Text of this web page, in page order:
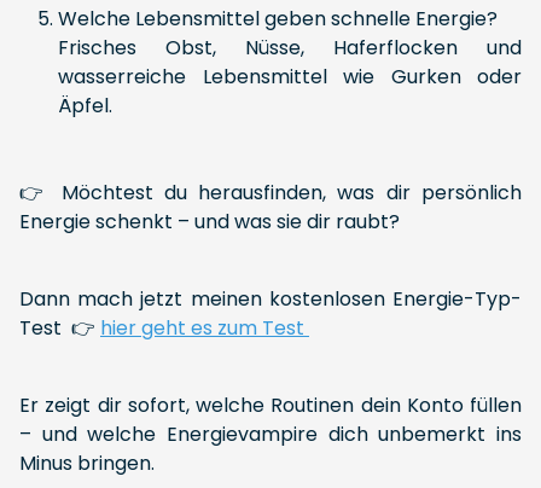
Welche Lebensmittel geben schnelle Energie?
Frisches Obst, Nüsse, Haferflocken und
wasserreiche Lebensmittel wie Gurken oder
Äpfel.
👉 Möchtest du herausfinden, was dir persönlich
Energie schenkt – und was sie dir raubt?
Dann mach jetzt meinen kostenlosen Energie-Typ-
Test 👉 hier geht es zum Test
Er zeigt dir sofort, welche Routinen dein Konto füllen
– und welche Energievampire dich unbemerkt ins
Minus bringen.